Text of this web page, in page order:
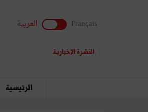
Français العربية
النشرة الإخبارية
الرئيسية